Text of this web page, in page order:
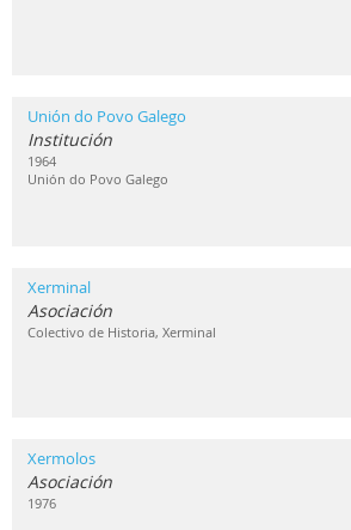
Unión do Povo Galego
Institución
1964
Unión do Povo Galego
Xerminal
Asociación
Colectivo de Historia, Xerminal
Xermolos
Asociación
1976